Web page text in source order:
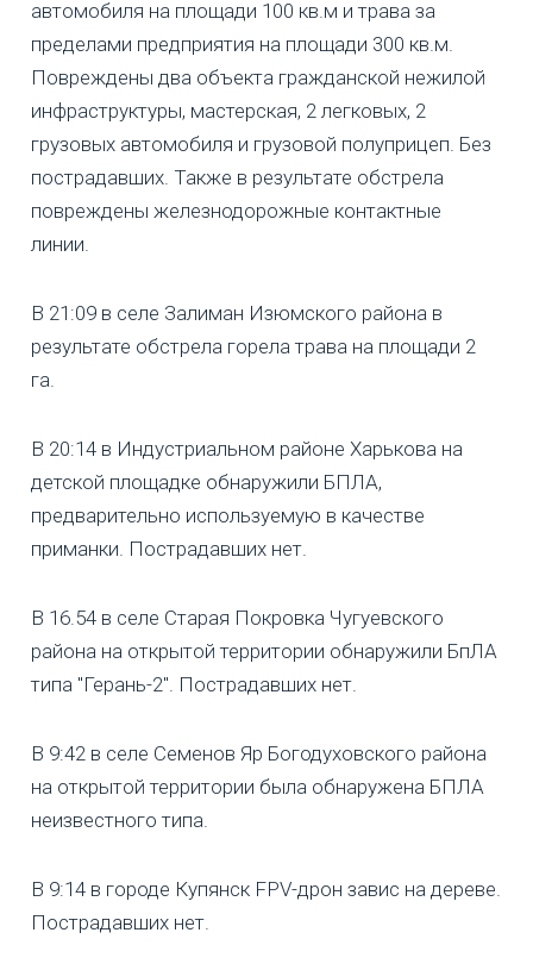
автомобиля на площади 100 кв.м и трава за
пределами предприятия на площади 300 кв.м.
Повреждены два объекта гражданской нежилой
инфраструктуры, мастерская, 2 легковых, 2
грузовых автомобиля и грузовой полуприцеп. Без
пострадавших. Также в результате обстрела
повреждены железнодорожные контактные
линии.
В 21:09 в селе Залиман Изюмского района в
результате обстрела горела трава на площади 2
га.
В 20:14 в Индустриальном районе Харькова на
детской площадке обнаружили БПЛА,
предварительно используемую в качестве
приманки. Пострадавших нет.
В 16.54 в селе Старая Покровка Чугуевского
района на открытой территории обнаружили БпЛА
типа "Герань-2". Пострадавших нет.
В 9:42 в селе Семенов Яр Богодуховского района
на открытой территории была обнаружена БПЛА
неизвестного типа.
В 9:14 в городе Купянск FPV-дрон завис на дереве.
Пострадавших нет.